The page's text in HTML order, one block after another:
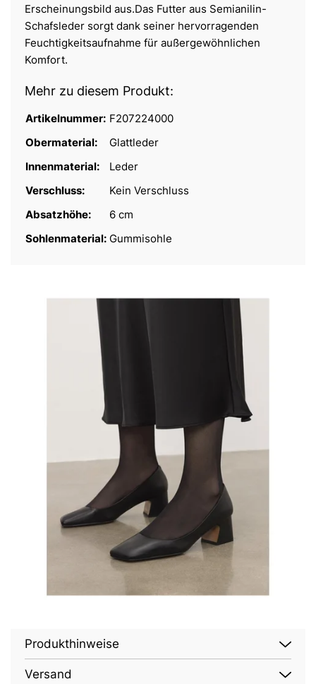
Erscheinungsbild aus.Das Futter aus Semianilin-
Schafsleder sorgt dank seiner hervorragenden
Feuchtigkeitsaufnahme für außergewöhnlichen
Komfort.
Mehr zu diesem Produkt:
Artikelnummer: F207224000
Obermaterial:
Glattleder
Innenmaterial:
Leder
Verschluss:
Kein Verschluss
Absatzhöhe:
6 cm
Sohlenmaterial: Gummisohle
Produkthinweise
Versand